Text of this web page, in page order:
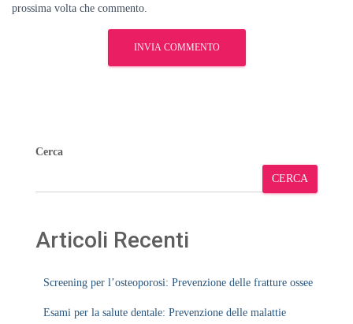
prossima volta che commento.
Cerca
CERCA
Articoli Recenti
Screening per l’osteoporosi: Prevenzione delle fratture ossee
Esami per la salute dentale: Prevenzione delle malattie